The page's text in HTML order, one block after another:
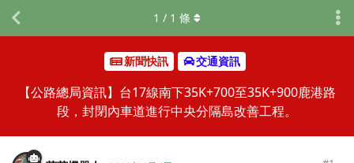
新聞快訊 交通資訊
【公路總局資訊】台17線南下35K+700至35K+900鹿港路
段，封閉內車道進行中央分隔島改善工程。
1 / 1 條